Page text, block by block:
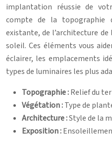
implantation réussie de
compte de la topographie
existante, de l’architecture
soleil. Ces éléments vous
éclairer, les emplacements
types de luminaires les plus
Topographie :Relief du
Végétation :Type de
Architecture :Style de la
Exposition :